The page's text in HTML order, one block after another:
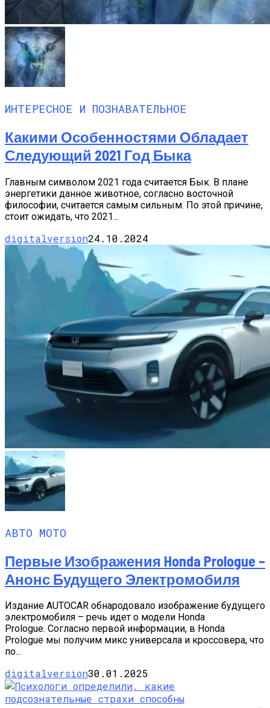
ИНТЕРЕСНОЕ И ПОЗНАВАТЕЛЬНОЕ
Какими Особенностями Обладает
Следующий 2021 Год Быка
Главным символом 2021 года считается Бык. В плане
энергетики данное животное, согласно восточной
философии, считается самым сильным. По этой причине,
стоит ожидать, что 2021...
digitalversion24.10.2024
АВТО МОТО
Первые Изображения Honda Prologue –
Анонс Будущего Электромобиля
Издание AUTOCAR обнародовало изображение будущего
электромобиля – речь идет о модели Honda
Prologue. Согласно первой информации, в Honda
Prologue мы получим микс универсала и кроссовера, что
по...
digitalversion30.01.2025